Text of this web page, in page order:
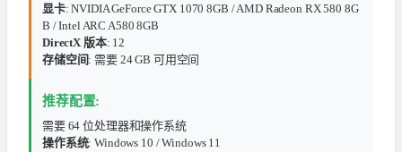
显卡: NVIDIA GeForce GTX 1070 8GB / AMD Radeon RX 580 8G
B / Intel ARC A580 8GB
DirectX 版本: 12
存储空间: 需要 24 GB 可用空间
推荐配置:
需要 64 位处理器和操作系统
操作系统: Windows 10 / Windows 11